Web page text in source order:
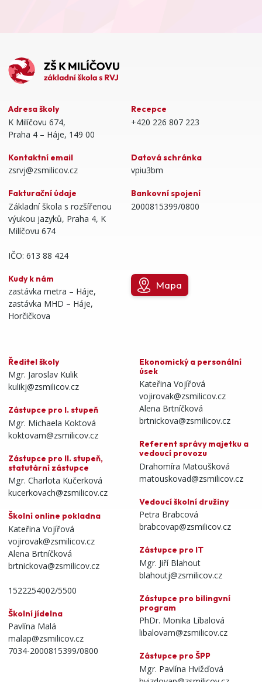
Adresa školy
K Milíčovu 674,
Praha 4 – Háje, 149 00
Recepce
+420 226 807 223
Kontaktní email
zsrvj@zsmilicov.cz
Datová schránka
vpiu3bm
Fakturační údaje
Základní škola s rozšířenou
výukou jazyků, Praha 4, K
Milíčovu 674
IČO: 613 88 424
Bankovní spojení
2000815399/0800
Kudy k nám
zastávka metra – Háje,
zastávka MHD – Háje,
Horčičkova
Mapa
Ředitel školy
Mgr. Jaroslav Kulik
kulikj@zsmilicov.cz
Zástupce pro I. stupeň
Mgr. Michaela Koktová
koktovam@zsmilicov.cz
Zástupce pro II. stupeň,
statutární zástupce
Mgr. Charlota Kučerková
kucerkovach@zsmilicov.cz
Školní online pokladna
Kateřina Vojířová
vojirovak@zsmilicov.cz
Alena Brtníčková
brtnickova@zsmilicov.cz
1522254002/5500
Školní jídelna
Pavlína Malá
malap@zsmilicov.cz
7034-2000815399/0800
Ekonomický a personální
úsek
Kateřina Vojířová
vojirovak@zsmilicov.cz
Alena Brtníčková
brtnickova@zsmilicov.cz
Referent správy majetku a
vedoucí provozu
Drahomíra Matoušková
matouskovad@zsmilicov.cz
Vedoucí školní družiny
Petra Brabcová
brabcovap@zsmilicov.cz
Zástupce pro IT
Mgr. Jiří Blahout
blahoutj@zsmilicov.cz
Zástupce pro bilingvní
program
PhDr. Monika Líbalová
libalovam@zsmilicov.cz
Zástupce pro ŠPP
Mgr. Pavlína Hvižďová